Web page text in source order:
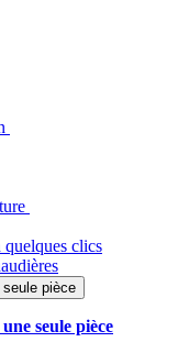
quelques clics
pièce
seule pièce